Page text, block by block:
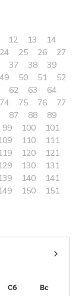
12 13
14
24 25 26
27
37 38
39
49 50 51
52
62 63
64
74 75 76
77
87 88
89
99 100
101
110
111
120
121
130
131
140
141
150
151
Сб Вс